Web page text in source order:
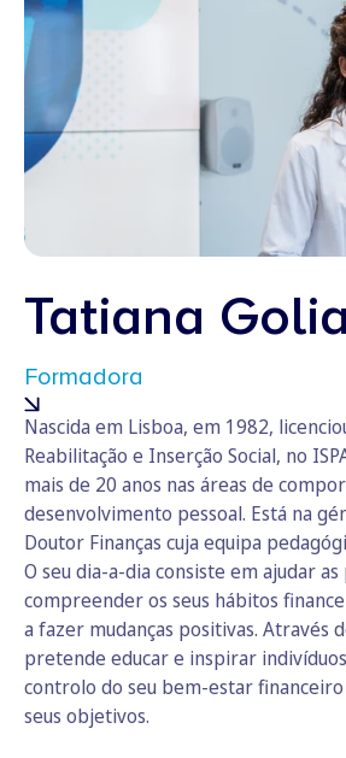
Tatiana
Formadora
Nascida em Lisboa, em 1982,
Reabilitação e Inserção Social, no
mais de 20 anos nas áreas de
desenvolvimento pessoal. Está na
Doutor Finanças cuja equipa
O seu dia-a-dia consiste em ajudar as
compreender os seus hábitos
a fazer mudanças positivas. Através
pretende educar e inspirar
controlo do seu bem-estar financeiro
seus objetivos.